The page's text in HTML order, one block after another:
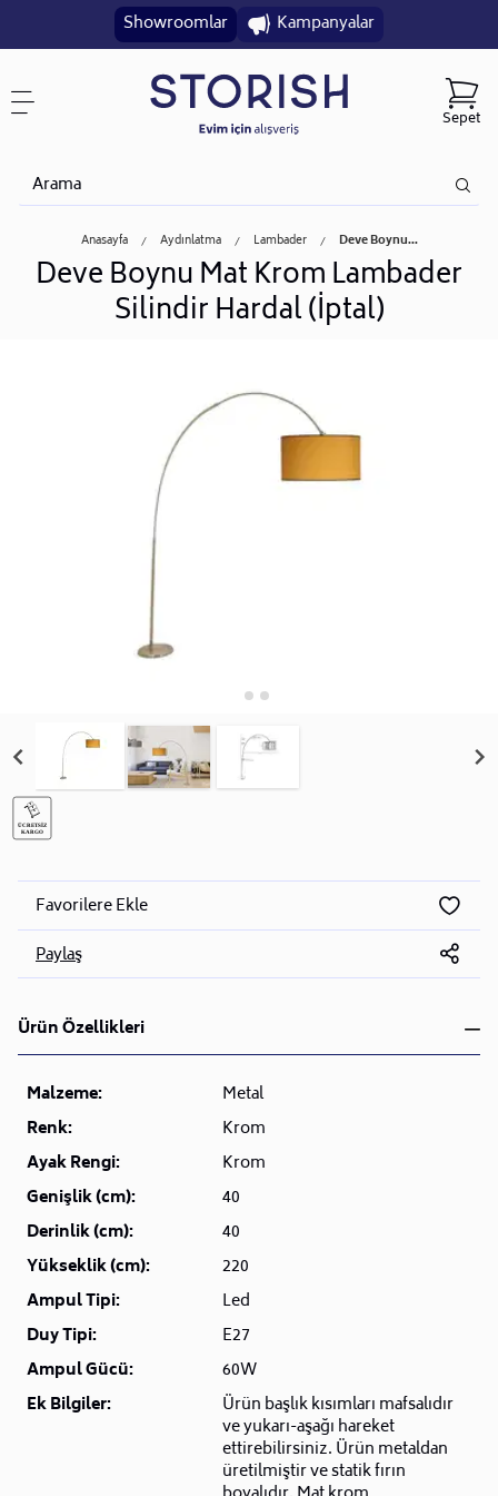
Showroomlar Kampanyalar
Sepet
Anasayfa Aydınlatma Lambader Deve Boynu...
Deve Boynu Mat Krom Lambader
Silindir Hardal (İptal)
Favorilere Ekle
Paylaş
Ürün Özellikleri
Malzeme:
Metal
Renk:
Krom
Ayak Rengi:
Krom
Genişlik (cm):
40
Derinlik (cm):
40
Yükseklik (cm):
220
Ampul Tipi:
Led
Duy Tipi:
E27
Ampul Gücü:
60W
Ek Bilgiler:
Ürün başlık kısımları mafsalıdır
ve yukarı-aşağı hareket
ettirebilirsiniz. Ürün metaldan
üretilmiştir ve statik fırın